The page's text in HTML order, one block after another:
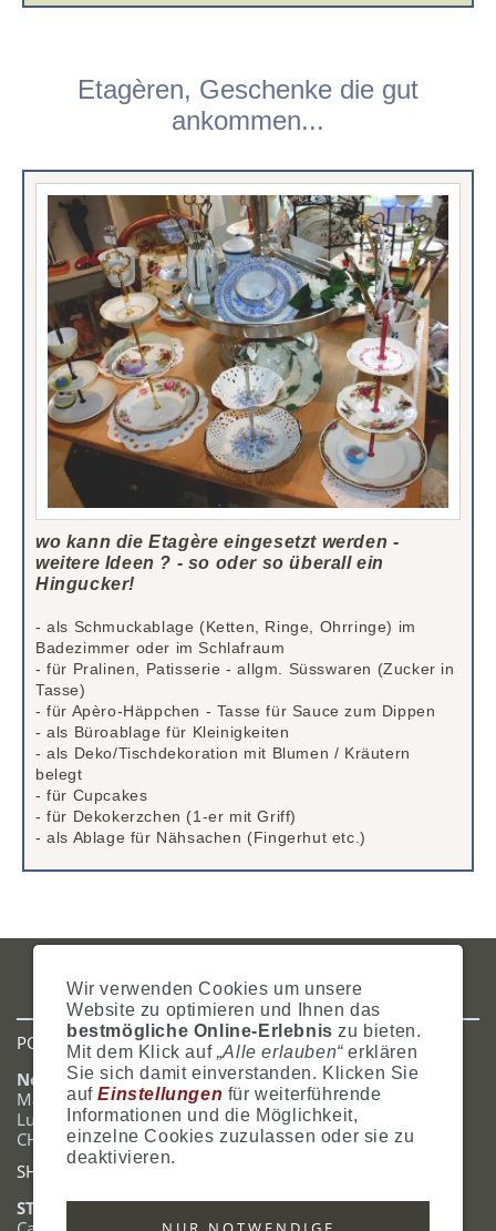
Etagèren, Geschenke die gut
ankommen...
wo kann die Etagère eingesetzt werden -
weitere Ideen ? - so oder so überall ein
Hingucker!
- als Schmuckablage (Ketten, Ringe, Ohrringe) im
Badezimmer oder im Schlafraum
- für Pralinen, Patisserie - allgm. Süsswaren (Zucker in
Tasse)
- für Apèro-Häppchen - Tasse für Sauce zum Dippen
- als Büroablage für Kleinigkeiten
- als Deko/Tischdekoration mit Blumen / Kräutern
belegt
- für Cupcakes
- für Dekokerzchen (1-er mit Griff)
- als Ablage für Nähsachen (Fingerhut etc.)
WIDERRUFSRECHTSITEMAPHILFECOOKIES
POSTADRESSE
Nostalgie- & Geschenk Shop
Maja Schmid
Luzernerstrasse 14
CH-6353 Weggis
SHOWROOM
STANDORT:
Wir verwenden Cookies um unsere
Website zu optimieren und Ihnen das
bestmögliche Online-Erlebnis zu bieten.
Mit dem Klick auf „Alle erlauben“erklären
Sie sich damit einverstanden. Klicken Sie
aufEinstellungen für weiterführende
Informationen und die Möglichkeit,
einzelne Cookies zuzulassen oder sie zu
deaktivieren.